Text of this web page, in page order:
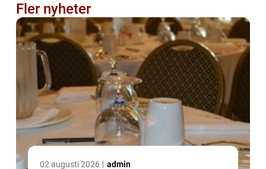
Fler nyheter
02 augusti 2026 admin